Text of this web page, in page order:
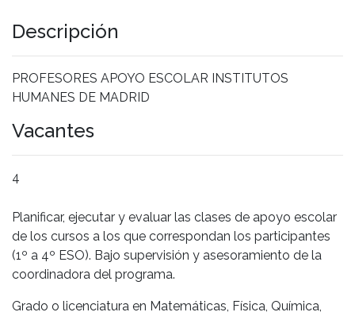
Descripción
PROFESORES APOYO ESCOLAR INSTITUTOS
HUMANES DE MADRID
Vacantes
4
Planificar, ejecutar y evaluar las clases de apoyo escolar
de los cursos a los que correspondan los participantes
(1º a 4º ESO). Bajo supervisión y asesoramiento de la
coordinadora del programa.
Grado o licenciatura en Matemáticas, Física, Química,